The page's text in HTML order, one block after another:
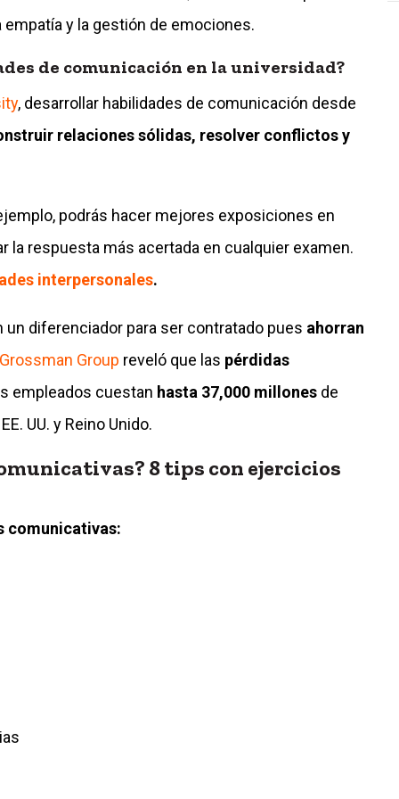
y la gestión de emociones.
de comunicación en la universidad?
, desarrollar habilidades de comunicación desde
relaciones sólidas, resolver conflictos y
podrás hacer mejores exposiciones en
respuesta más acertada en cualquier examen.
interpersonales.
diferenciador para ser contratado pues ahorran
Group reveló que las pérdidas
empleados cuestan hasta 37,000 millones de
UU. y Reino Unido.
8 tips con ejercicios
comunicativas: